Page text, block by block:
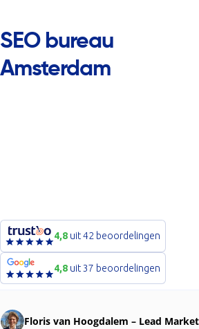
SEO bureau
Amsterdam
4,8 uit 42 beoordelingen
4,8 uit 37 beoordelingen
Floris van Hoogdalem – Lead